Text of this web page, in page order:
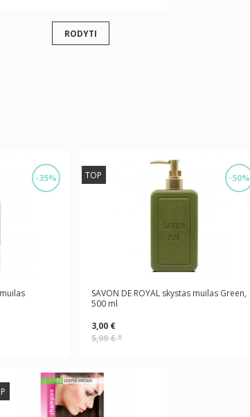
RODYTI
-35% -50%
TOP
SAVON DE ROYAL skystas muilas Green,
500 ml
3,00 €
5,99 €*